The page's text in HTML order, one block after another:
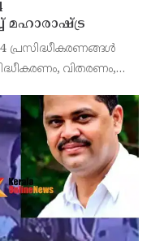
മഹാരാഷ്ട്ര
പ്രസിദ്ധീകരണങ്ങൾ
വിതരണം,
പോ